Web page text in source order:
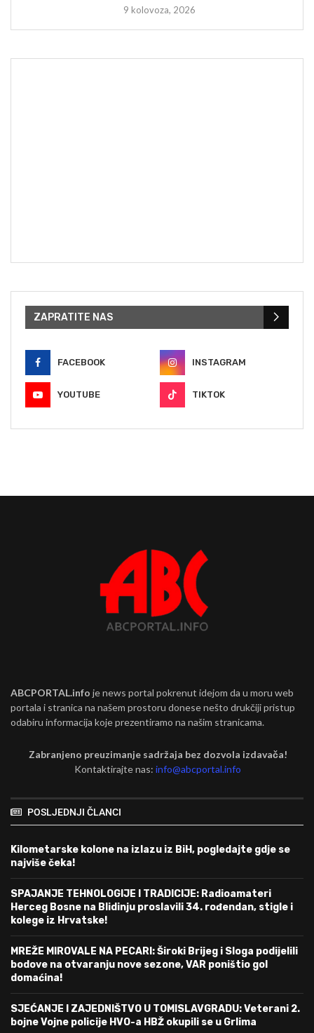
9 kolovoza, 2026
ZAPRATITE NAS
FACEBOOK INSTAGRAM
YOUTUBE TIKTOK
ABCPORTAL.info je news portal pokrenut idejom da u moru web
portala i stranica na našem prostoru donese nešto drukčiji pristup
odabiru informacija koje prezentiramo na našim stranicama.
Zabranjeno preuzimanje sadržaja bez dozvola izdavača!
Kontaktirajte nas:info@abcportal.info
POSLJEDNJI ČLANCI
Kilometarske kolone na izlazu iz BiH, pogledajte gdje se
najviše čeka!
SPAJANJE TEHNOLOGIJE I TRADICIJE: Radioamateri
Herceg Bosne na Blidinju proslavili 34. rođendan, stigle i
kolege iz Hrvatske!
MREŽE MIROVALE NA PECARI: Široki Brijeg i Sloga podijelili
bodove na otvaranju nove sezone, VAR poništio gol
domaćina!
SJEĆANJE I ZAJEDNIŠTVO U TOMISLAVGRADU: Veterani 2.
bojne Vojne policije HVO-a HBŽ okupili se u Grlima